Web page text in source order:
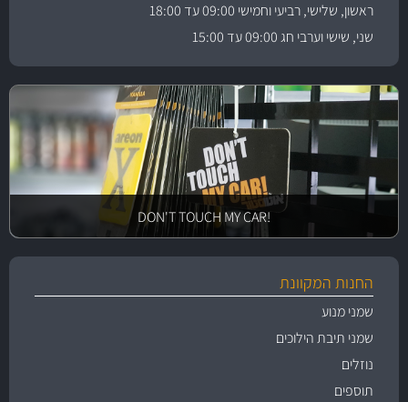
ראשון, שלישי, רביעי וחמישי 09:00 עד 18:00
שני, שישי וערבי חג 09:00 עד 15:00
!DON'T TOUCH MY CAR
החנות המקוונת
שמני מנוע
שמני תיבת הילוכים
נוזלים
תוספים